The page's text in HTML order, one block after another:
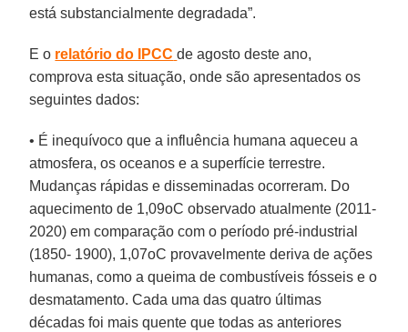
está substancialmente degradada”.
E o relatório do IPCC de agosto deste ano,
comprova esta situação, onde são apresentados os
seguintes dados:
• É inequívoco que a influência humana aqueceu a
atmosfera, os oceanos e a superfície terrestre.
Mudanças rápidas e disseminadas ocorreram. Do
aquecimento de 1,09oC observado atualmente (2011-
2020) em comparação com o período pré-industrial
(1850- 1900), 1,07oC provavelmente deriva de ações
humanas, como a queima de combustíveis fósseis e o
desmatamento. Cada uma das quatro últimas
décadas foi mais quente que todas as anteriores